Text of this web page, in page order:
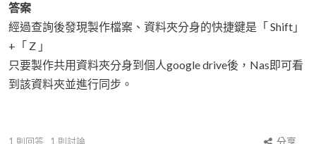
答案
經過查詢後發現製作檔案、資料夾分身的快捷鍵是「 Shift」
+「 Z 」
只要製作共用資料夾分身到個人google drive後，Nas即可看
到該資料夾並進行同步。
1 則回答 1 則討論
分享